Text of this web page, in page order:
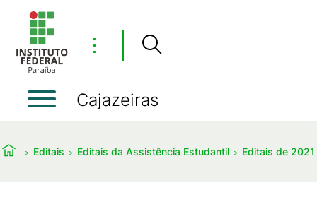
⋮
Cajazeiras
Editais Editais da Assistência Estudantil Editais de 2021